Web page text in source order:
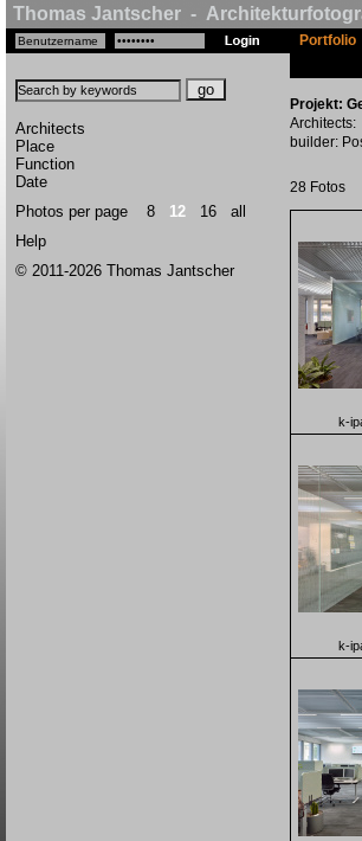
Thomas Jantscher -
Architects
Place
Function
Date
Photos per page 8 12 16
all
Help
© 2011-2026 Thomas Jantscher
Portfolio
Projekt:
Architects:
builder:
28 Fotos
k-
k-